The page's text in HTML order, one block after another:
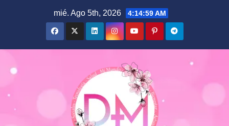
mié. Ago 5th, 2026 4:15:00 AM